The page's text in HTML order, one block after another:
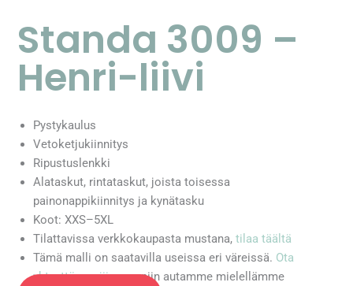
Standa 3009 –
Henri-liivi
Pystykaulus
Vetoketjukiinnitys
Ripustuslenkki
Alataskut, rintataskut, joista toisessa
painonappikiinnitys ja kynätasku
Koot: XXS–5XL
Tilattavissa verkkokaupasta mustana,tilaa täältä
Tämä malli on saatavilla useissa eri väreissä. Ota
yhteyttä myyjiimme, niin autamme mielellämme